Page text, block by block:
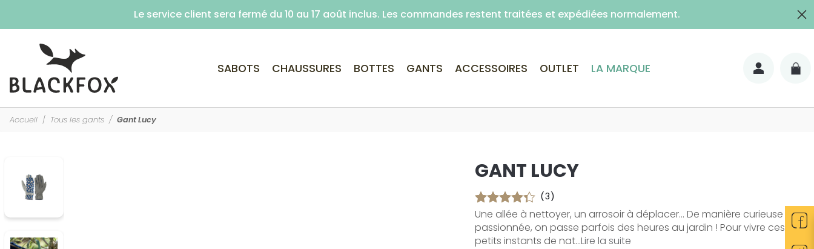
Livraison offerte dès 59€ d'achats (point relais)
SABOTS CHAUSSURES BOTTES GANTS ACCESSOIRES OUTLET LA MARQUE
Accueil Tous les gants Gant Lucy
GANT LUCY
(3)
Une allée à nettoyer, un arrosoir à déplacer... De manière curieuse ou
passionnée, on passe parfois des heures au jardin ! Pour vivre ces
petits instants de nat...Lire la suite
Le service client sera fermé du 10 au 17 août inclus. Les commandes restent traitées et expédiées normalement.